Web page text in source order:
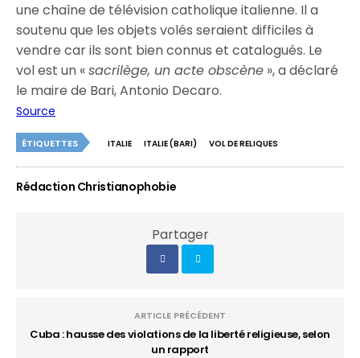
une chaîne de télévision catholique italienne. Il a
soutenu que les objets volés seraient difficiles à
vendre car ils sont bien connus et catalogués. Le
vol est un «sacrilège, un acte obscène », a déclaré
le maire de Bari, Antonio Decaro.
Source
ÉTIQUETTES ITALIE ITALIE (BARI) VOL DE RELIQUES
Rédaction Christianophobie
Partager
ARTICLE PRÉCÉDENT
Cuba : hausse des violations de la liberté religieuse, selon
un rapport